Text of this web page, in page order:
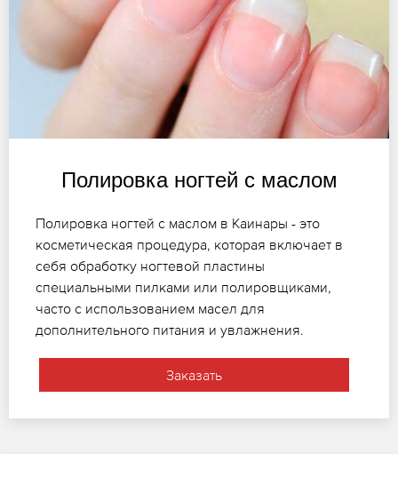
Полировка ногтей с маслом
Полировка ногтей с маслом в Каинары - это
косметическая процедура, которая включает в
себя обработку ногтевой пластины
специальными пилками или полировщиками,
часто с использованием масел для
дополнительного питания и увлажнения.
Заказать